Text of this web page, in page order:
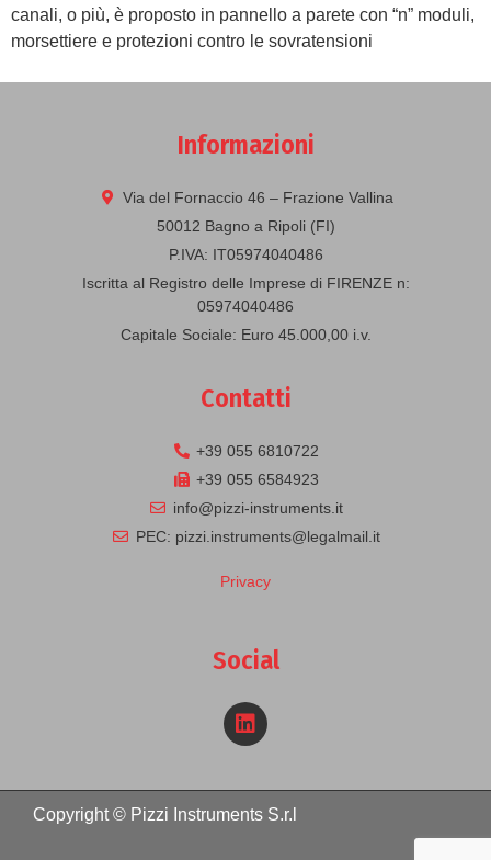
canali, o più, è proposto in pannello a parete con “n” moduli,
morsettiere e protezioni contro le sovratensioni
Informazioni
Via del Fornaccio 46 – Frazione Vallina
50012 Bagno a Ripoli (FI)
P.IVA: IT05974040486
Iscritta al Registro delle Imprese di FIRENZE n:
05974040486
Capitale Sociale: Euro 45.000,00 i.v.
Contatti
+39 055 6810722
+39 055 6584923
info@pizzi-instruments.it
PEC: pizzi.instruments@legalmail.it
Privacy
Social
Copyright © Pizzi Instruments S.r.l